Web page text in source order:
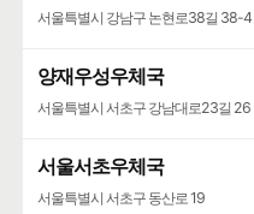
서울특별시 강남구 논현로38길 38-4
양재우성우체국
서울특별시 서초구 강남대로23길 26
서울서초우체국
서울특별시 서초구 동산로 19